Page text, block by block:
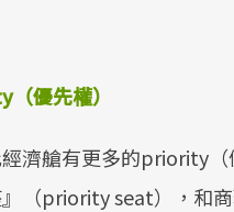
優先權）
濟艙有更多的priority
（priority seat），和